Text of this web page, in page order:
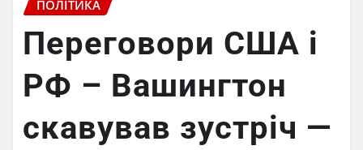
ПОЛІТИКА
Переговори США і
РФ – Вашингтон
скавував зустріч —